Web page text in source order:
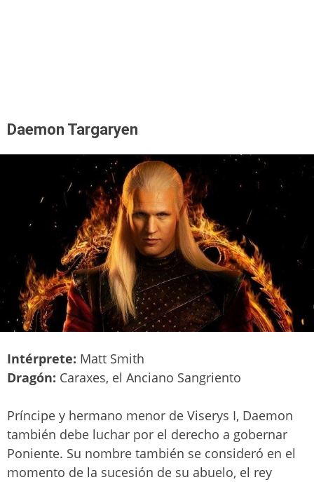
Daemon Targaryen
Intérprete: Matt Smith
Dragón: Caraxes, el Anciano Sangriento
Príncipe y hermano menor de Viserys I, Daemon
también debe luchar por el derecho a gobernar
Poniente. Su nombre también se consideró en el
momento de la sucesión de su abuelo, el rey